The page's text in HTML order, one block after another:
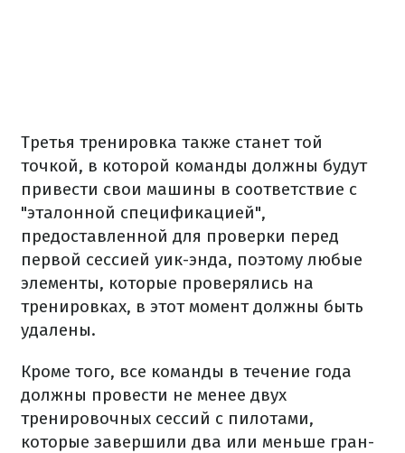
Третья тренировка также станет той
точкой, в которой команды должны будут
привести свои машины в соответствие с
"эталонной спецификацией",
предоставленной для проверки перед
первой сессией уик-энда, поэтому любые
элементы, которые проверялись на
тренировках, в этот момент должны быть
удалены.
Кроме того, все команды в течение года
должны провести не менее двух
тренировочных сессий с пилотами,
которые завершили два или меньше гран-